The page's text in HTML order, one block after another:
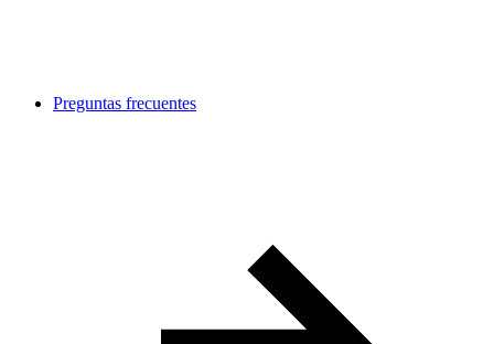
Preguntas frecuentes